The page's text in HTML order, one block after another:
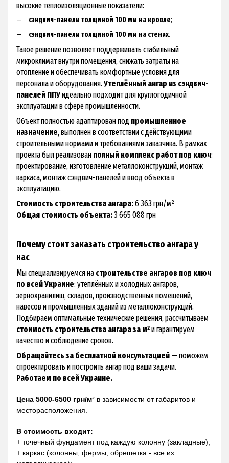
высокие теплоизоляционные показатели:
сэндвич-панели толщиной 100 мм на кровле;
сэндвич-панели толщиной 100 мм на стенах.
Такое решение позволяет поддерживать стабильный
микроклимат внутри помещения, снижать затраты на
отопление и обеспечивать комфортные условия для
персонала и оборудования. Утеплённый ангар из сэндвич-
панелей ППУидеально подходит для круглогодичной
эксплуатации в сфере промышленности.
Объект полностью адаптирован под промышленное
назначение, выполнен в соответствии с действующими
строительными нормами и требованиями заказчика. В рамках
проекта был реализован полный комплекс работ под ключ:
проектирование, изготовление металлоконструкций, монтаж
каркаса, монтаж сэндвич-панелей и ввод объекта в
эксплуатацию.
Стоимость строительства ангара:6 363 грн/м²
Общая стоимость объекта:3 665 088 грн
Почему стоит заказать строительство ангара у
нас
Мы специализируемся на строительстве ангаров под ключ
по всей Украине: утеплённых и холодных ангаров,
зернохранилищ, складов, производственных помещений,
навесов и промышленных зданий из металлоконструкций.
Подбираем оптимальные технические решения, рассчитываем
стоимость строительства ангара за м²и гарантируем
качество и соблюдение сроков.
Обращайтесь за бесплатной консультацией — поможем
спроектировать и построить ангар под ваши задачи.
Работаем по всей Украине.
Цена 5000-6500 грн/м² в зависимости от габаритов и
месторасположения.
В стоимость входит:
+ точечный фундамент под каждую колонну (закладные);
+ каркас (колонны, фермы, обрешетка - все из